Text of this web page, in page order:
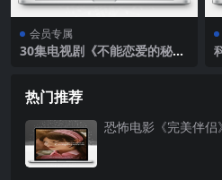
会员专属
30集电视剧《不能恋爱的秘
热门推荐
恐怖电影《完美伴侣